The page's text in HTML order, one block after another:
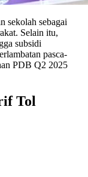
sekolah sebagai
Selain itu,
subsidi
pasca-
PDB Q2 2025
Tol